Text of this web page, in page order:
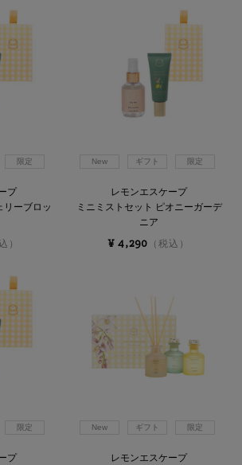
限定
プ
リーブロッ
）
New ギフト 限定
レモンエスケープ
ミニミストセット ピオニーガーデ
ニア
¥ 4,290 （税込）
限定
プ
New ギフト 限定
レモンエスケープ